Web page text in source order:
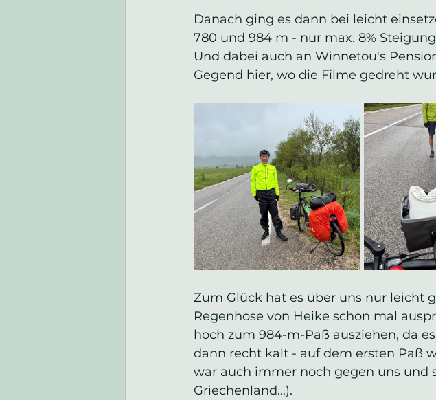
Danach ging es dann bei leicht
780 und 984 m - nur max. 8%
Und dabei auch an Winnetou's
Gegend hier, wo die Filme gedreht
Zum Glück hat es über uns nur leicht
Regenhose von Heike schon mal
hoch zum 984-m-Paß ausziehen, da
dann recht kalt - auf dem ersten Paß
war auch immer noch gegen uns und
Griechenland...).